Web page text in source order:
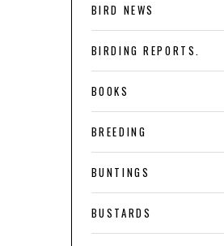
BIRD NEWS
BIRDING REPORTS.
BOOKS
BREEDING
BUNTINGS
BUSTARDS